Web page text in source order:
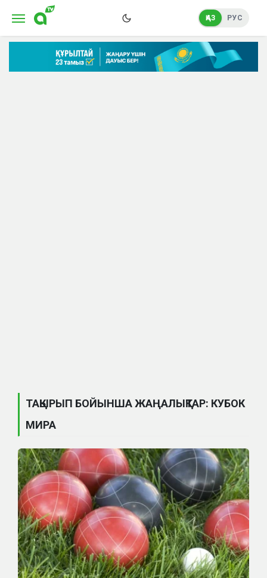
ҚАЗ РУС
ТАҚЫРЫП БОЙЫНША ЖАҢАЛЫҚТАР: КУБОК
МИРА